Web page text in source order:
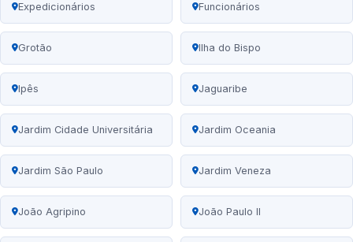
Expedicionários Funcionários
Grotão Ilha do Bispo
Ipês Jaguaribe
Jardim Cidade Universitária Jardim Oceania
Jardim São Paulo Jardim Veneza
João Agripino João Paulo II